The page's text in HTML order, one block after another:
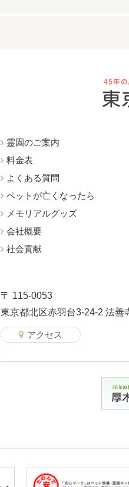
霊園のご案内
料金表
よくある質問
ペットが亡くなったら
メモリアルグッズ
会社概要
社会貢献
〒 115-0053
東京都北区赤羽台3-24-2 法善
アクセス